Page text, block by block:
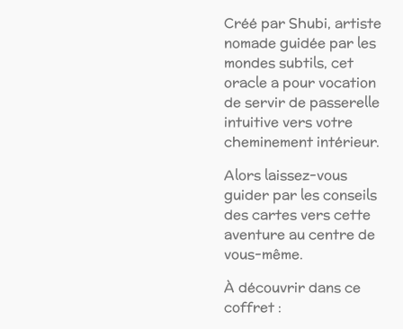
Créé par Shubi, artiste
nomade guidée par les
mondes subtils, cet
oracle a pour vocation
de servir de passerelle
intuitive vers votre
cheminement intérieur.
Alors laissez-vous
guider par les conseils
des cartes vers cette
aventure au centre de
vous-même.
À découvrir dans ce
coffret :